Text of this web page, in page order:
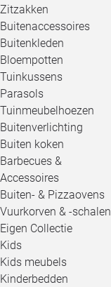
Zitzakken
Buitenaccessoires
Buitenkleden
Bloempotten
Tuinkussens
Parasols
Tuinmeubelhoezen
Buitenverlichting
Buiten koken
Barbecues &
Accessoires
Buiten- & Pizzaovens
Vuurkorven & -schalen
Eigen Collectie
Kids
Kids meubels
Kinderbedden